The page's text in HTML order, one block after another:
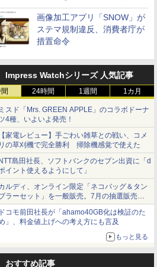
画像加工アプリ「SNOW」が
ステマ規制違反、消費者庁が
措置命令
Impress Watchシリーズ 人気記事
24時間 1週間 1カ月
スド「Mrs. GREEN APPLE」のコラボドーナ
4種、いよいよ発売！
家電レビュー】手ごわい雑草との戦い、コメ
の草刈機で完全勝利 掃除機感覚で使えた
島田社長、ソフトバンクのセブン出資に「d
イント使えるようにして」
ルディ、オンライン限定「ネコバッグ＆タン
ラーセット」を一般販売。7月の抽選販売の
選無効分
コモ前田社長が「ahamo40GB化は検証のた
」、料金値上げへの考え方にも言及
もっと見る
おすすめ記事